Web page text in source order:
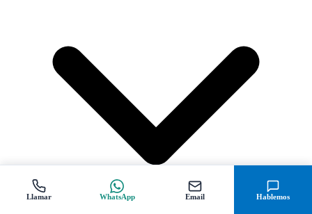
Llamar WhatsApp Email Hablemos